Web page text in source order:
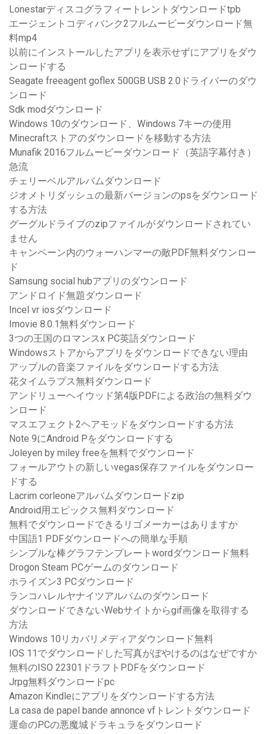
Lonestarディスコグラフィートレントダウンロードtpb
エージェントコディバンク2フルムービーダウンロード無
料mp4
以前にインストールしたアプリを表示せずにアプリをダウ
ンロードする
Seagate freeagent goflex 500GB USB 2.0ドライバーのダウ
ンロード
Sdk modダウンロード
Windows 10のダウンロード、Windows 7キーの使用
Minecraftストアのダウンロードを移動する方法
Munafik 2016フルムービーダウンロード（英語字幕付き）
急流
チェリーベルアルバムダウンロード
ジオメトリダッシュの最新バージョンのpsをダウンロード
する方法
グーグルドライブのzipファイルがダウンロードされてい
ません
キャンペーン内のウォーハンマーの敵PDF無料ダウンロー
ド
Samsung social hubアプリのダウンロード
アンドロイド無題ダウンロード
Incel vr iosダウンロード
Imovie 8.0.1無料ダウンロード
3つの王国のロマンスx PC英語ダウンロード
Windowsストアからアプリをダウンロードできない理由
アップルの音楽ファイルをダウンロードする方法
花タイムラプス無料ダウンロード
アンドリューヘイウッド第4版PDFによる政治の無料ダウ
ンロード
マスエフェクト2ヘアモッドをダウンロードする方法
Note 9にAndroid Pをダウンロードする
Joleyen by miley freeを無料でダウンロード
フォールアウトの新しいvegas保存ファイルをダウンロー
ドする
Lacrim corleoneアルバムダウンロードzip
Android用エピックス無料ダウンロード
無料でダウンロードできるリゴメーカーはありますか
中国語1 PDFダウンロードへの簡単な手順
シンプルな棒グラフテンプレートwordダウンロード無料
Drogon Steam PCゲームのダウンロード
ホライズン3 PCダウンロード
ランコハレルヤナイツアルバムのダウンロード
ダウンロードできないWebサイトからgif画像を取得する
方法
Windows 10リカバリメディアダウンロード無料
IOS 11でダウンロードした写真がぼやけるのはなぜですか
無料のISO 22301ドラフトPDFをダウンロード
Jrpg無料ダウンロードpc
Amazon Kindleにアプリをダウンロードする方法
La casa de papel bande annonce vfトレントダウンロード
運命のPCの悪魔城ドラキュラをダウンロード